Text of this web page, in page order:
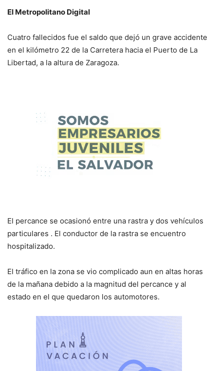
El Metropolitano Digital
Cuatro fallecidos fue el saldo que dejó un grave accidente
en el kilómetro 22 de la Carretera hacia el Puerto de La
Libertad, a la altura de Zaragoza.
El percance se ocasionó entre una rastra y dos vehículos
particulares . El conductor de la rastra se encuentro
hospitalizado.
El tráfico en la zona se vio complicado aun en altas horas
de la mañana debido a la magnitud del percance y al
estado en el que quedaron los automotores.